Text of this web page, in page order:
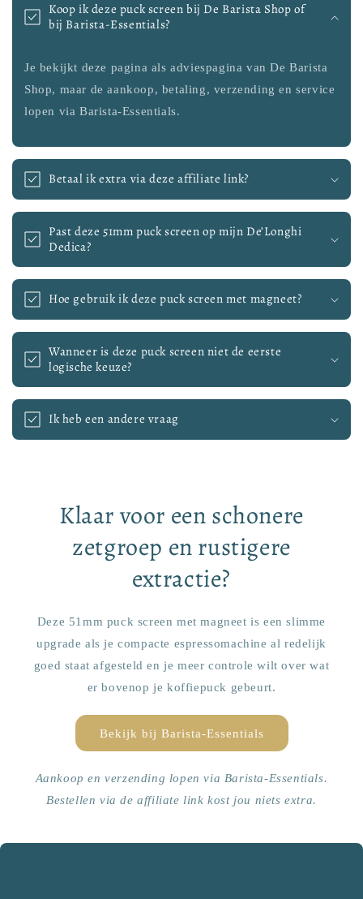
Koop ik deze puck screen bij De Barista Shop of
bij Barista-Essentials?
Je bekijkt deze pagina als adviespagina van De Barista
Shop, maar de aankoop, betaling, verzending en service
lopen via Barista-Essentials.
Betaal ik extra via deze affiliate link?
Past deze 51mm puck screen op mijn De’Longhi
Dedica?
Hoe gebruik ik deze puck screen met magneet?
Wanneer is deze puck screen niet de eerste
logische keuze?
Ik heb een andere vraag
Klaar voor een schonere
zetgroep en rustigere
extractie?
Deze 51mm puck screen met magneet is een slimme
upgrade als je compacte espressomachine al redelijk
goed staat afgesteld en je meer controle wilt over wat
er bovenop je koffiepuck gebeurt.
Bekijk bij Barista-Essentials
Aankoop en verzending lopen via Barista-Essentials.
Bestellen via de affiliate link kost jou niets extra.